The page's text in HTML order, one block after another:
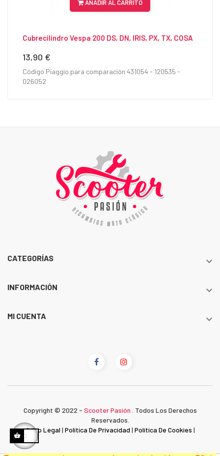
AÑADIR AL CARRITO
Cubrecilindro Vespa 200 DS, DN, IRIS, PX, TX, COSA
Precio
13,90 €
Código Piaggio para comparación 431054 - 120535 -
026052
CATEGORÍAS 
INFORMACIÓN 
MI CUENTA 
Copyright © 2022 - Scooter Pasión
. Todos Los Derechos
Reservados.
Aviso Legal| Política De Privacidad | Política De Cookies |